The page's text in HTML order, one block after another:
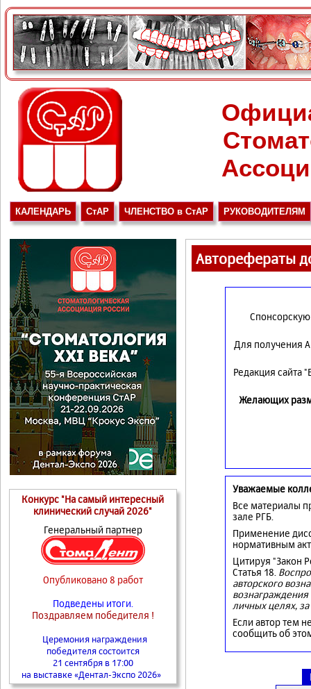
КАЛЕНДАРЬ СтАР ЧЛЕНСТВО в СтАР РУКОВОДИТЕЛЯМ
Конкурс "На самый интересный
клинический случай 2026"
Генеральный партнер
Опубликовано 8 работ
Подведены итоги.
Поздравляем победителя !
Церемония награждения
победителя состоится
21 сентября в 17:00
на выставке «Дентал-Экспо 2026»
Авторефераты
Для получения
Редакция сайта
Желающих
Уважаемые
Все материалы
зале РГБ.
Применение
нормативным
Цитируя "Закон
Статья 18.
авторского
личных целях,
Если автор тем
сообщить об